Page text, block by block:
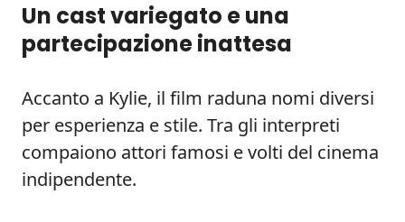
Un cast variegato e una
partecipazione inattesa
Accanto a Kylie, il film raduna nomi diversi
per esperienza e stile. Tra gli interpreti
compaiono attori famosi e volti del cinema
indipendente.